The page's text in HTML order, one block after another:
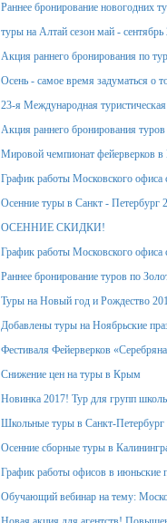
Раннее бронирование новогодних
туры на Алтай сезон май - сентябрь
Акция раннего бронирования по
Осень - самое время задуматься о
23-я Международная
Акция раннего бронирования
Мировой чемпионат фейерверков в
График работы Московского офиса
Осенние туры в Санкт - Петербург
ОСЕННИЕ СКИДКИ!
График работы Московского офиса
Раннее бронирование туров по
Туры на Новый год и Рождество
Добавлены туры на Ноябрьские
Фестиваля Фейерверков
Снижение цен на туры в Крым
Новинка 2017! Тур для групп
Школьные туры в Санкт-Петербург
Осенние сборные туры в
График работы офисов в июньские
Обучающий вебинар на тему: